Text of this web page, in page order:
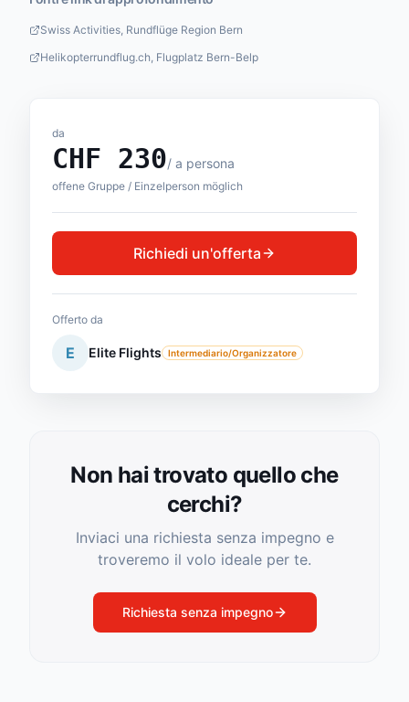
Swiss Activities, Rundflüge Region Bern
Helikopterrundflug.ch, Flugplatz Bern-Belp
da
CHF 230/ a persona
offene Gruppe / Einzelperson möglich
Richiedi un'offerta
Offerto da
E Elite Flights Intermediario/Organizzatore
Non hai trovato quello che
cerchi?
Inviaci una richiesta senza impegno e
troveremo il volo ideale per te.
Richiesta senza impegno